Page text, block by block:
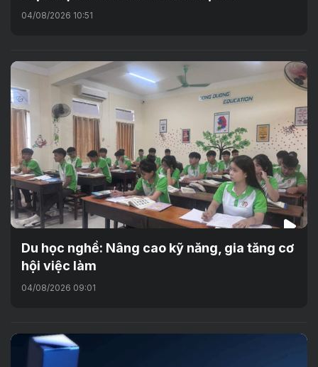
04/08/2026 10:51
Du học nghề: Nâng cao kỹ năng, gia tăng cơ
hội việc làm
04/08/2026 09:01